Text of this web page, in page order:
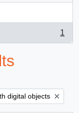
1
filter:
digital objects